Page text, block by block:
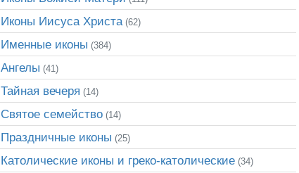
Иконы Иисуса Христа(62)
Именные иконы (384)
Ангелы (41)
Тайная вечеря (14)
Святое семейство(14)
Праздничные иконы (25)
Католические иконы и греко-католические(34)